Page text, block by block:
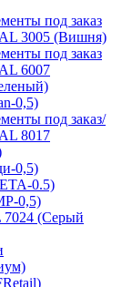
под заказ
3005 (Вишня)
под заказ
6007
0,5)
под заказ/
8017
0,5)
0.5)
0,5)
7024 (Серый